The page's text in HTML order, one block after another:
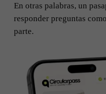
En otras palabras, un
responder preguntas
parte.